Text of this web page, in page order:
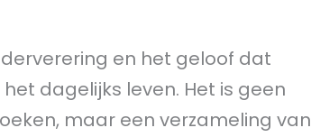
en het geloof dat
dagelijks leven. Het is geen
maar een verzameling van